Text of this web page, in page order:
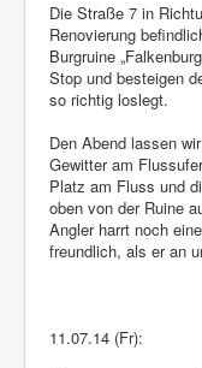
Die Straße 7 in
Renovierung
Burgruine
Stop und besteigen
so richtig loslegt.
Den Abend lassen
Gewitter am
Platz am Fluss und
oben von der Ruine
Angler harrt noch
freundlich, als er an
11.07.14 (Fr):